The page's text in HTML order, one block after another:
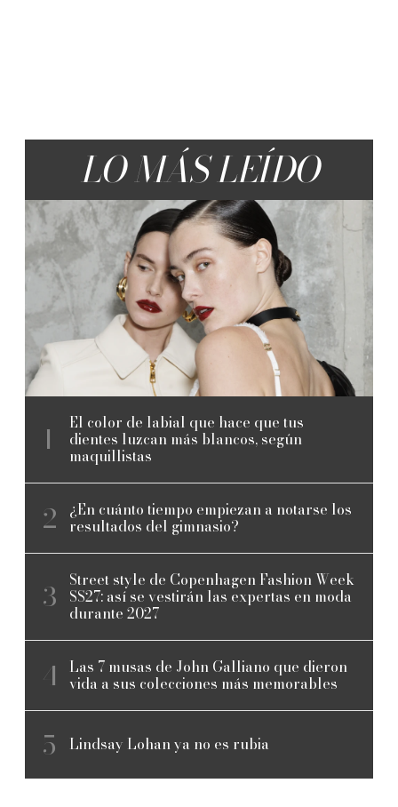
LO MÁS LEÍDO
El color de labial que hace que tus
dientes luzcan más blancos, según
maquillistas
¿En cuánto tiempo empiezan a notarse los
resultados del gimnasio?
Street style de Copenhagen Fashion Week
SS27: así se vestirán las expertas en moda
durante 2027
Las 7 musas de John Galliano que dieron
vida a sus colecciones más memorables
Lindsay Lohan ya no es rubia